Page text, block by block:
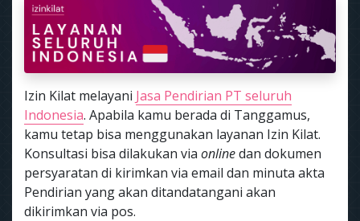
Izin Kilat melayani Jasa Pendirian PT seluruh
Indonesia. Apabila kamu berada di Tanggamus,
kamu tetap bisa menggunakan layanan Izin Kilat.
Konsultasi bisa dilakukan via onlinedan dokumen
persyaratan di kirimkan via email dan minuta akta
Pendirian yang akan ditandatangani akan
dikirimkan via pos.